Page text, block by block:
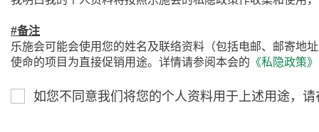
#备注
乐施会可能会使用您的姓名及联络资料（包括电邮、邮寄地
使命的项目为直接促销用途。详情请参阅本会的 《私隐政策》
如您不同意我们将您的个人资料用于上述用途，